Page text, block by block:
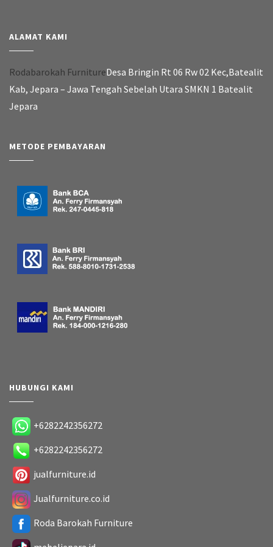
HUBUNGI KAMI
+6282242356272
jualfurniture.id
Copyright 2019. All Rights Reserved